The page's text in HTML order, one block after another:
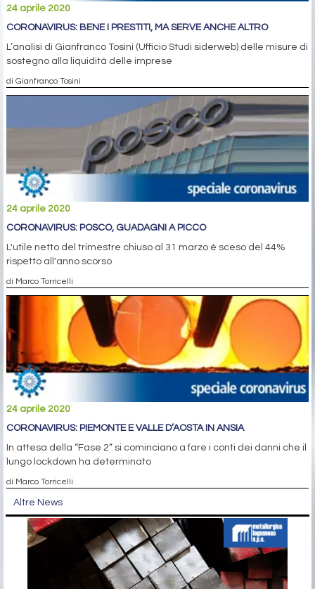
24 aprile 2020
CORONAVIRUS: BENE I PRESTITI, MA SERVE ANCHE ALTRO
L’analisi di Gianfranco Tosini (Ufficio Studi siderweb) delle misure di
sostegno alla liquidità delle imprese
di Gianfranco Tosini
24 aprile 2020
CORONAVIRUS: POSCO, GUADAGNI A PICCO
L'utile netto del trimestre chiuso al 31 marzo è sceso del 44%
rispetto all'anno scorso
di Marco Torricelli
24 aprile 2020
CORONAVIRUS: PIEMONTE E VALLE D’AOSTA IN ANSIA
In attesa della “Fase 2” si cominciano a fare i conti dei danni che il
lungo lockdown ha determinato
di Marco Torricelli
Altre News